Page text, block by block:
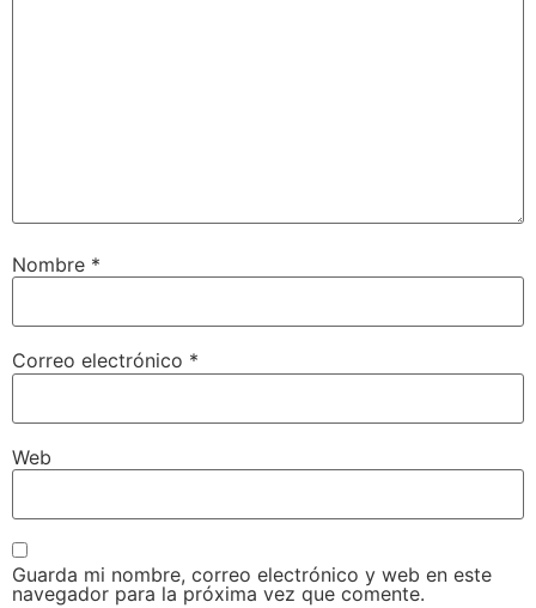
Nombre *
Correo electrónico *
Web
Guarda mi nombre, correo electrónico y web en este
navegador para la próxima vez que comente.